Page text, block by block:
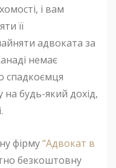
і вам
її
адвоката за
немає
спадкоємця
на будь-який дохід,
фірму“Адвокат в
безкоштовну